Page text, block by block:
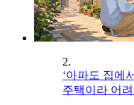
2.
‘아파도 집에
주택이라 어려